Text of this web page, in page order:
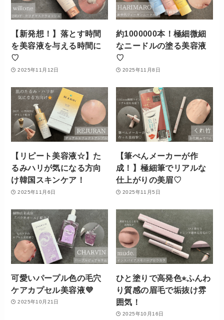
【新発想！】落とす時間
を美容液を与える時間に
♡
2025年11月12日
約1000000本！極細微細
なニードルの塗る美容液
♡
2025年11月8日
【リピート美容液☆】た
るみハリが気になる方向
け韓国スキンケア！
2025年11月6日
【筆ぺんメーカーが作
成！】極細筆でリアルな
仕上がりの美眉♡
2025年11月5日
可愛いパープル色の毛穴
ケアカプセル美容液💜
2025年10月21日
ひと塗りで高発色⭐︎ふんわ
り質感の眉毛で垢抜け雰
囲気！
2025年10月16日